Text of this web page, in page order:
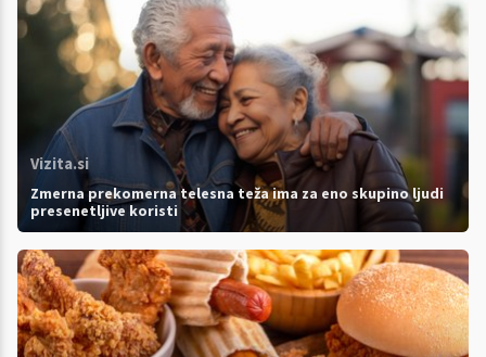
Vizita.si
Zmerna prekomerna telesna teža ima za eno skupino ljudi
presenetljive koristi